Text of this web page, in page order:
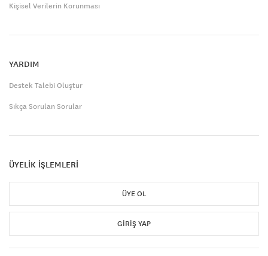
Kişisel Verilerin Korunması
YARDIM
Destek Talebi Oluştur
Sıkça Sorulan Sorular
ÜYELİK İŞLEMLERİ
ÜYE OL
GIRIŞ YAP